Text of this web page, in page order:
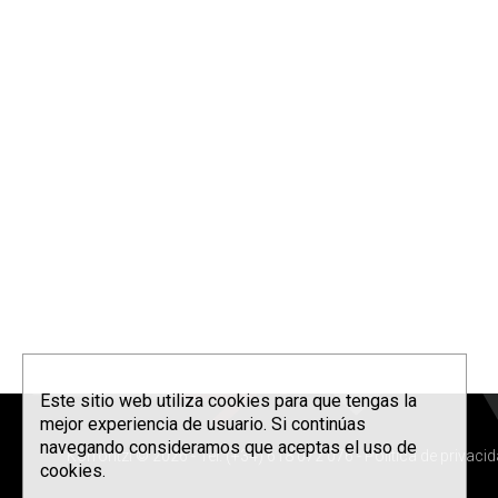
Korrontzi © 2026 - Tel. (+34) 618 072 076 -Política de
Este sitio web utiliza cookies para que tengas la
mejor experiencia de usuario. Si continúas
navegando consideramos que aceptas el uso de
cookies.